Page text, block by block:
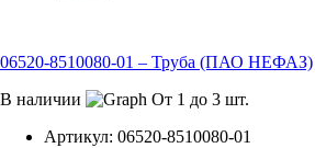
06520-8510080-01 – Труба (ПАО НЕФАЗ)
В наличии
От 1 до 3 шт.
Артикул: 06520-8510080-01